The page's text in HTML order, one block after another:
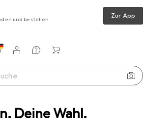
Deine Wahl.
und bestellen Zur App
BRW Reifenfüller